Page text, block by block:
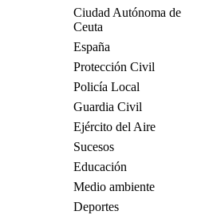
Ciudad Autónoma de
Ceuta
España
Protección Civil
Policía Local
Guardia Civil
Ejército del Aire
Sucesos
Educación
Medio ambiente
Deportes